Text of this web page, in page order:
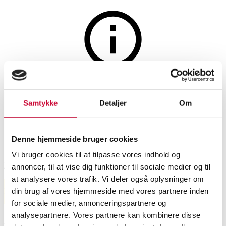
Samtykke Detaljer Om
Denne hjemmeside bruger cookies
Vi bruger cookies til at tilpasse vores indhold og
annoncer, til at vise dig funktioner til sociale medier og til
at analysere vores trafik. Vi deler også oplysninger om
din brug af vores hjemmeside med vores partnere inden
for sociale medier, annonceringspartnere og
analysepartnere. Vores partnere kan kombinere disse
15 x Kontorskabe på hjul (15)
SHOWROOM
København
VARENUMMER
6587526
Market
Momsvare
Beskrivelse